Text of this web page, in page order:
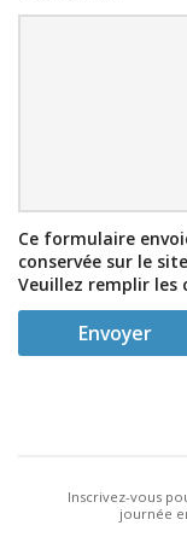
Ce formulaire
conservée sur le
Veuillez remplir les
Inscrivez-vous
journée